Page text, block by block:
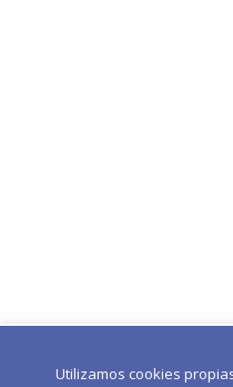
Utilizamos cookies